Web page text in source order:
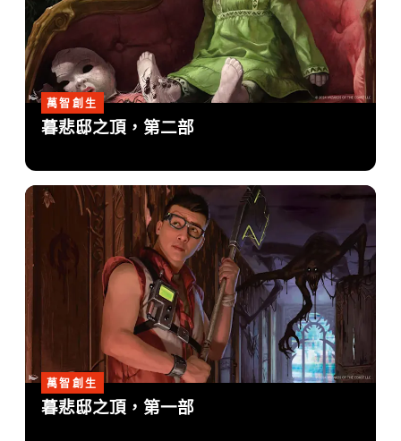
萬智創生
暮悲邸之頂，第二部
萬智創生
暮悲邸之頂，第一部